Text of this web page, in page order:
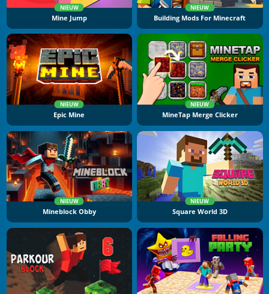
NIEUW
Mine Jump
NIEUW
Building Mods For Minecraft
NIEUW
Epic Mine
NIEUW
MineTap Merge Clicker
NIEUW
Mineblock Obby
NIEUW
Square World 3D